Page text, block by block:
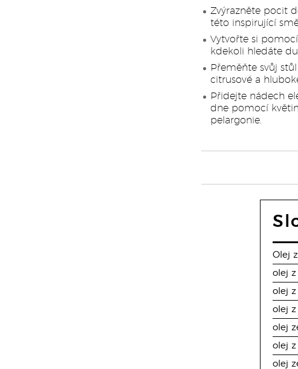
Zvýrazněte pocit
této inspirující
Vytvořte si
kdekoli hledáte
Přeměňte svůj
citrusové a
Přidejte nádech
dne pomocí
pelargonie.
Olej
olej
olej
olej
olej
olej
olej